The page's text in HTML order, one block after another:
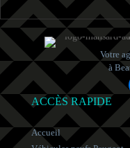
Votre
à
ACCÈS RAPIDE
Accueil